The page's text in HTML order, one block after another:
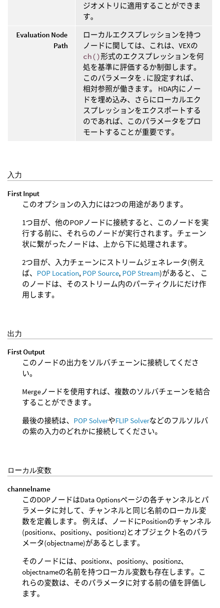
ジオメトリに適用することができま
す。
Evaluation Node
Path
ローカルエクスプレッションを持つ
ノードに関しては、これは、VEXの
ch()形式のエクスプレッションを何
処を基準に評価するか制御します。
このパラメータを . に設定すれば、
相対参照が働きます。 HDA内にノー
ドを埋め込み、さらにローカルエク
スプレッションをエクスポートする
のであれば、このパラメータをプロ
モートすることが重要です。
入力
First Input
このオプションの入力には2つの用途があります。
1つ目が、他のPOPノードに接続すると、このノードを実
行する前に、それらのノードが実行されます。チェーン
状に繋がったノードは、上から下に処理されます。
2つ目が、入力チェーンにストリームジェネレータ(例え
ば、 POP Location, POP Source, POP Stream)があると、 こ
のノードは、そのストリーム内のパーティクルにだけ作
用します。
出力
First Output
このノードの出力をソルバチェーンに接続してくださ
い。
Mergeノードを使用すれば、複数のソルバチェーンを結合
することができます。
最後の接続は、 POP SolverやFLIP Solverなどのフルソルバ
の紫の入力のどれかに接続してください。
ローカル変数
channelname
このDOPノードはData Optionsページの各チャンネルとパ
ラメータに対して、チャンネルと同じ名前のローカル変
数を定義します。 例えば、ノードにPositionのチャンネル
(positionx、positiony、positionz)とオブジェクト名のパラ
メータ(objectname)があるとします。
そのノードには、positionx、positiony、positionz、
objectnameの名前を持つローカル変数も存在します。こ
れらの変数は、そのパラメータに対する前の値を評価し
ます。